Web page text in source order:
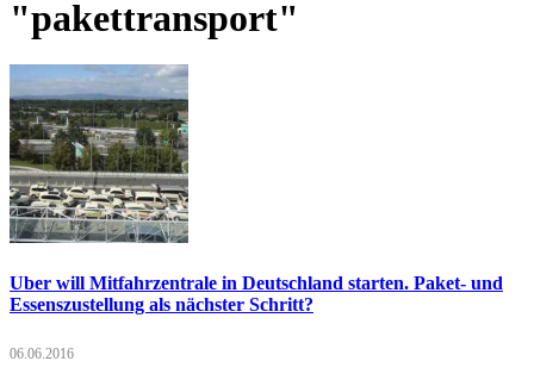
"pakettransport"
Uber will Mitfahrzentrale in Deutschland starten. Paket- und
Essenszustellung als nächster Schritt?
06.06.2016